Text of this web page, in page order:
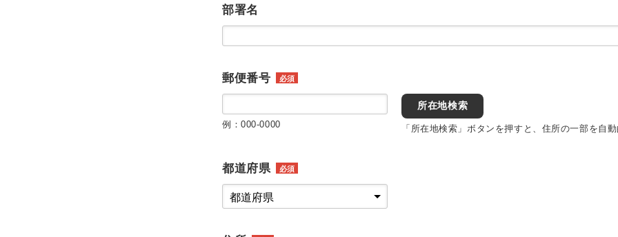
部署名
郵便番号 必須
例：000-0000
所在地検索
「所在地検索」ボタンを押すと、住所の一部を自動
都道府県 必須